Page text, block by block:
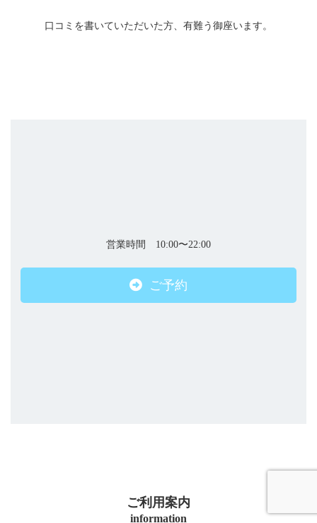
口コミを書いていただいた方、有難う御座います。
営業時間 10:00〜22:00
ご予約
ご利用案内
information